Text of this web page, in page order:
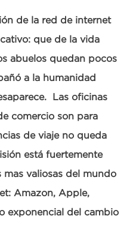
de la red de internet
que de la vida
abuelos quedan pocos
a la humanidad
Las oficinas
comercio son para
de viaje no queda
está fuertemente
mas valiosas del mundo
Amazon, Apple,
exponencial del cambio